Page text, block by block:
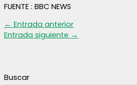
FUENTE : BBC NEWS
← Entrada anterior
Entrada siguiente →
Buscar